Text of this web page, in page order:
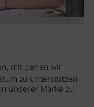
mit denen wir
zu unterstützen
unserer Marke zu